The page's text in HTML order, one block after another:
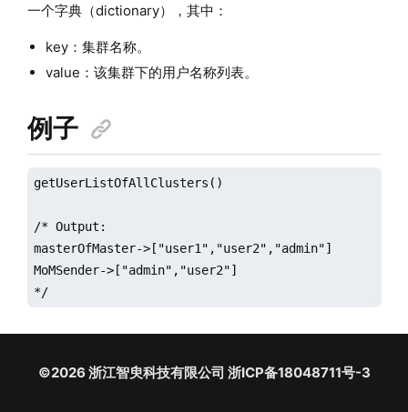
一个字典（dictionary），其中：
key：集群名称。
value：该集群下的用户名称列表。
例子
getUserListOfAllClusters()
/* Output:
masterOfMaster->["user1","user2","admin"]
MoMSender->["admin","user2"]
*/
©2026 浙江智臾科技有限公司 浙ICP备18048711号-3